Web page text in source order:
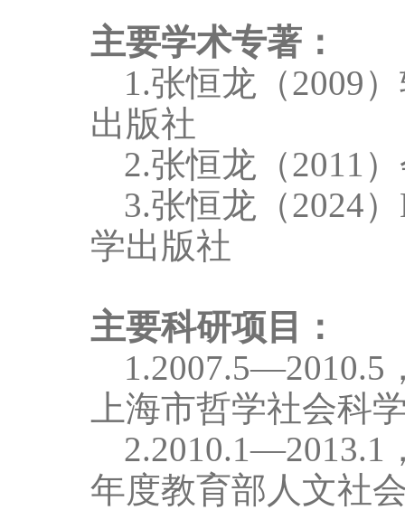
主要学术专著：
1.张恒龙（2009）
出版社
2.张恒龙（2011 ）
3.张恒龙 （2024）
学出版社
主要科研项目：
1.2007.5—2010.5
上海市哲学社会科
2.2010.1—2013.1
年度教育部人文社